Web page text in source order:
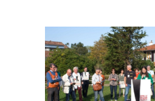
ACCUEIL
LURZAINDIA
NOUS SOUTENIR!